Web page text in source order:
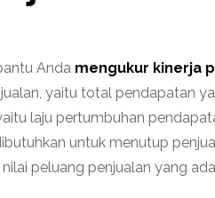
Anda mengukur kinerja
yaitu total pendapatan
laju pertumbuhan
untuk menutup
peluang penjualan yang